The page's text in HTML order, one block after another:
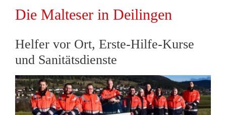
Die Malteser in Deilingen
Helfer vor Ort, Erste-Hilfe-Kurse
und Sanitätsdienste